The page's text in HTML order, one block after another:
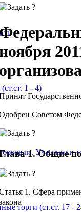
1 - 4)
Участники
торги (ст.ст. 17 -
Советом
1. Общие
1. Сфера